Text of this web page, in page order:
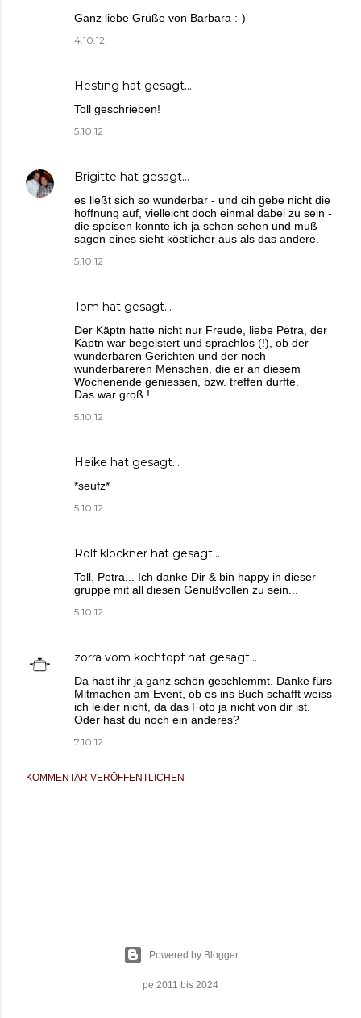
Ganz liebe Grüße von Barbara :-)
4.10.12
Hesting hat gesagt…
Toll geschrieben!
5.10.12
Brigitte hat gesagt…
es ließt sich so wunderbar - und cih gebe nicht die
hoffnung auf, vielleicht doch einmal dabei zu sein -
die speisen konnte ich ja schon sehen und muß
sagen eines sieht köstlicher aus als das andere.
5.10.12
Tom hat gesagt…
Der Käptn hatte nicht nur Freude, liebe Petra, der
Käptn war begeistert und sprachlos (!), ob der
wunderbaren Gerichten und der noch
wunderbareren Menschen, die er an diesem
Wochenende geniessen, bzw. treffen durfte.
Das war groß !
5.10.12
Heike hat gesagt…
*seufz*
5.10.12
Rolf klöckner hat gesagt…
Toll, Petra... Ich danke Dir & bin happy in dieser
gruppe mit all diesen Genußvollen zu sein...
5.10.12
zorra vom kochtopfhat gesagt…
Da habt ihr ja ganz schön geschlemmt. Danke fürs
Mitmachen am Event, ob es ins Buch schafft weiss
ich leider nicht, da das Foto ja nicht von dir ist.
Oder hast du noch ein anderes?
7.10.12
KOMMENTAR VERÖFFENTLICHEN
Powered by Blogger
pe 2011 bis 2024